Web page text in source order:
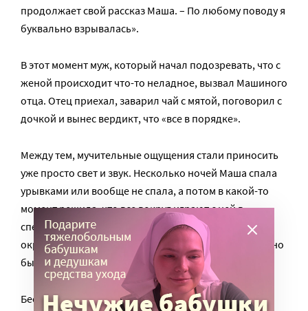
продолжает свой рассказ Маша. – По любому поводу я
буквально взрывалась».
В этот момент муж, который начал подозревать, что с
женой происходит что-то неладное, вызвал Машиного
отца. Отец приехал, заварил чай с мятой, поговорил с
дочкой и вынес вердикт, что «все в порядке».
Между тем, мучительные ощущения стали приносить
уже просто свет и звук. Несколько ночей Маша спала
урывками или вообще не спала, а потом в какой-то
момент решила, что все вокруг играют с ней в
специальную интеллектуальную игру. Во всем
окружающем она видела знаки, смысл которых нужно
было разгадать.
Беспокойное состояние Маши не укрылось от